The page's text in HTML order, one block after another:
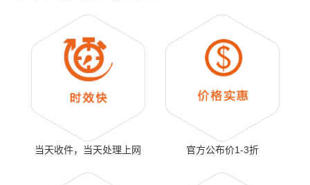
当天收件，当天处理上网 官方公布价1-3折